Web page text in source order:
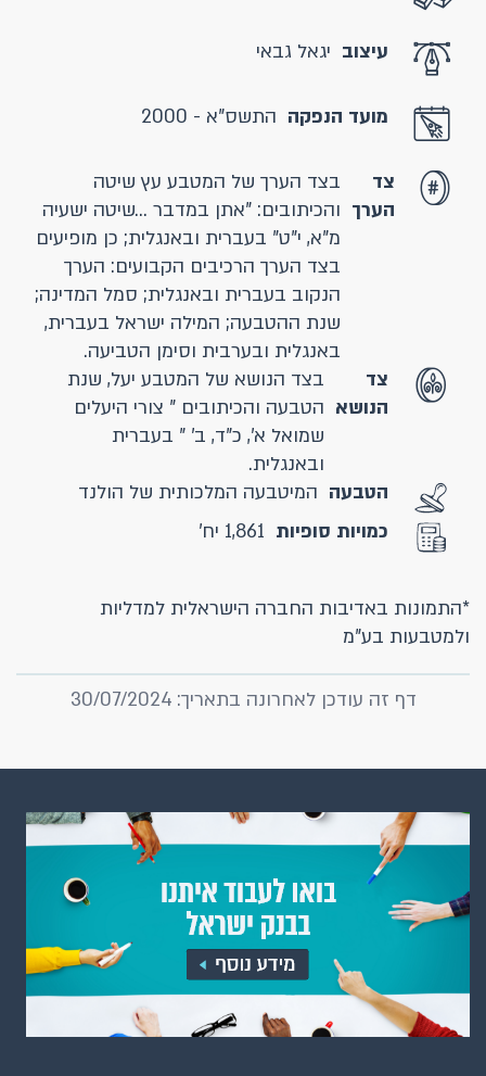
עיצוב יגאל גבאי
מועד הנפקה התשס"א - 2000
צד
הערך
בצד הערך של המטבע עץ שיטה
והכיתובים: "אתן במדבר ...שיטה ישעיה
מ"א, י"ט" בעברית ובאנגלית; כן מופיעים
בצד הערך הרכיבים הקבועים: הערך
הנקוב בעברית ובאנגלית; סמל המדינה;
שנת ההטבעה; המילה ישראל בעברית,
באנגלית ובערבית וסימן הטביעה.
צד
הנושא
בצד הנושא של המטבע יעל, שנת
הטבעה והכיתובים " צורי היעלים
שמואל א', כ"ד, ב' " בעברית
ובאנגלית.
הטבעה המיטבעה המלכותית של הולנד
כמויות סופיות 1,861 יח'
*התמונות באדיבות החברה הישראלית למדליות
ולמטבעות בע"מ
דף זה עודכן לאחרונה בתאריך: 30/07/2024